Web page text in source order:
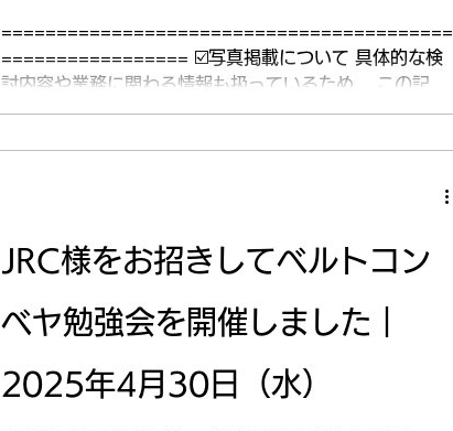
を問わず全員が安全に、楽しく働ける環境づくりをサポ
年2月5日（木）
=========================================
================= ☑️写真掲載について 具体的な検
討内容や業務に関わる情報も扱っているため、 この記事
では 知的財産・情報管理の観点から、写真の一部をスタ
=========================================
社データ・デザイン様をお招きし、 3Dスキャナの独自ア
プローチ勉強会を実施しました。 今回の勉強会は、新し
技術的な提案を行い、お客様に当社の技術を選んでいた
したものです。 当社が大切にしているのは、 ・お客様の
課題は何か ・どこに技術を使うと効果があるのか ・当社
JRC様をお招きしてベルトコン
ベヤ勉強会を開催しました｜
2025年4月30日（水）